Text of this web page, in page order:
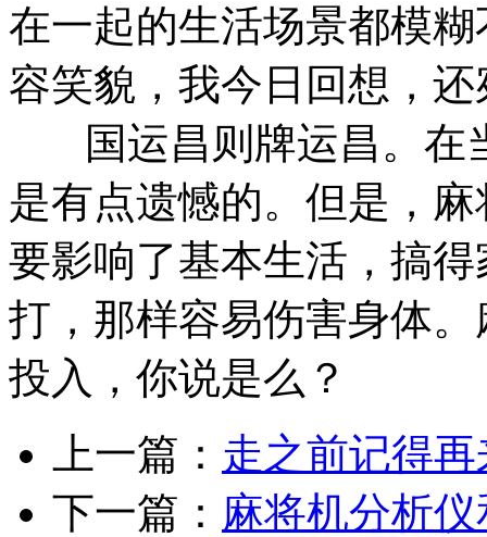
在一起的生活场景都模
容笑貌，我今日回想，
国运昌则牌运昌。在
是有点遗憾的。但是，
要影响了基本生活，搞
打，那样容易伤害身体
投入，你说是么？
上一篇： 走之前记得
下一篇： 麻将机分析